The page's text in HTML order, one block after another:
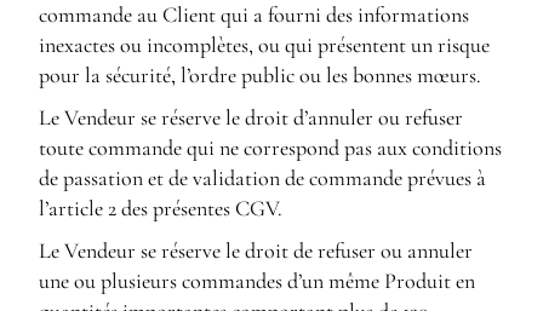
commande au Client qui a fourni des informations
inexactes ou incomplètes, ou qui présentent un risque
pour la sécurité, l’ordre public ou les bonnes mœurs.
Le Vendeur se réserve le droit d’annuler ou refuser
toute commande qui ne correspond pas aux conditions
de passation et de validation de commande prévues à
l’article 2 des présentes CGV.
Le Vendeur se réserve le droit de refuser ou annuler
une ou plusieurs commandes d’un même Produit en